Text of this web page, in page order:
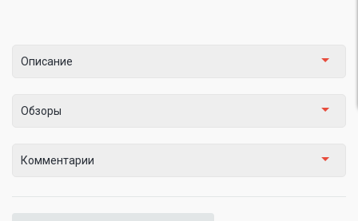
Описание
Обзоры
Комментарии